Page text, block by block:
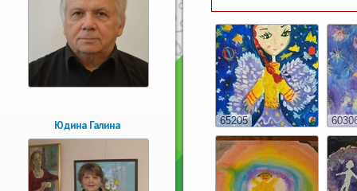
Юдина Галина 65205